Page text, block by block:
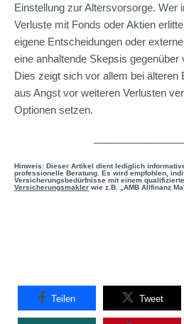
Einstellung zur Altersvorsorge. Wer
Verluste mit Fonds oder Aktien
eigene Entscheidungen oder
eine anhaltende Skepsis gegenüber
Dies zeigt sich vor allem bei älteren
aus Angst vor weiteren Verlusten
Optionen setzen.
Hinweis: Dieser Artikel dient lediglich
professionelle Beratung. Es wird empfohlen,
Versicherungsbedürfnisse mit einem
Versicherungsmakler wie z.B. „AMB Allfinanz
Teilen Tweet